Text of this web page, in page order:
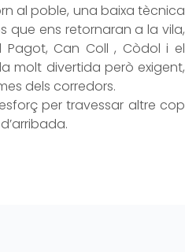
al poble, una baixa tècnica
que ens retornaran a la vila,
Can Coll , Còdol i el
molt divertida però exigent,
dels corredors.
per travessar altre cop